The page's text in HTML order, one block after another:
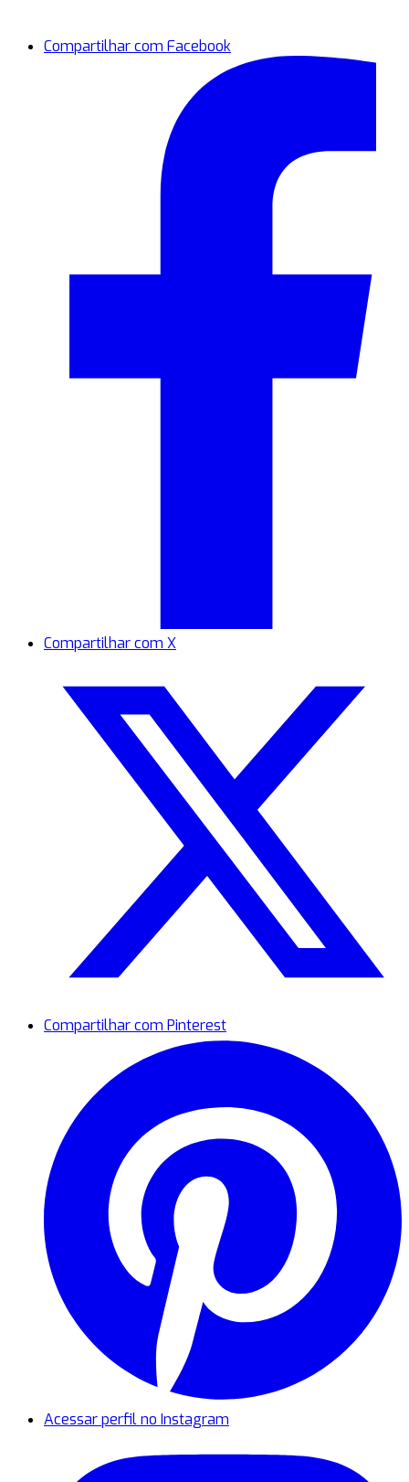
Compartilhar com Facebook
Compartilhar com X
Compartilhar com Pinterest
Acessar perfil no Instagram